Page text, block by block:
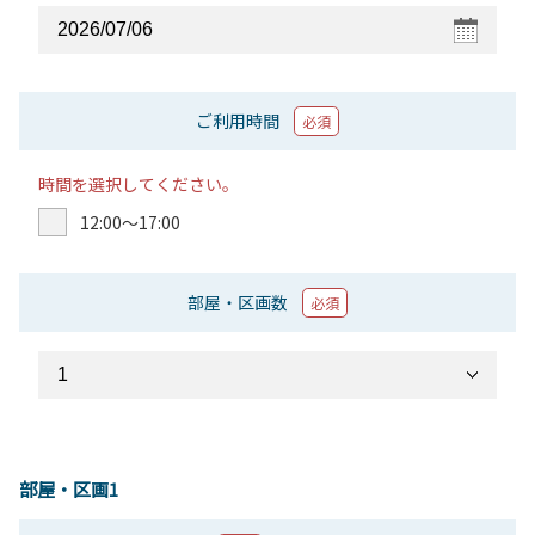
ご利用時間 必須
時間を選択してください。
12:00〜17:00
部屋・区画数 必須
部屋・区画1